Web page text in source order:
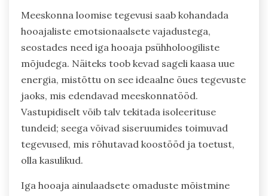
Meeskonna loomise tegevusi saab kohandada
hooajaliste emotsionaalsete vajadustega,
seostades need iga hooaja psühholoogiliste
mõjudega. Näiteks toob kevad sageli kaasa uue
energia, mistõttu on see ideaalne õues tegevuste
jaoks, mis edendavad meeskonnatööd.
Vastupidiselt võib talv tekitada isoleerituse
tundeid; seega võivad siseruumides toimuvad
tegevused, mis rõhutavad koostööd ja toetust,
olla kasulikud.
Iga hooaja ainulaadsete omaduste mõistmine